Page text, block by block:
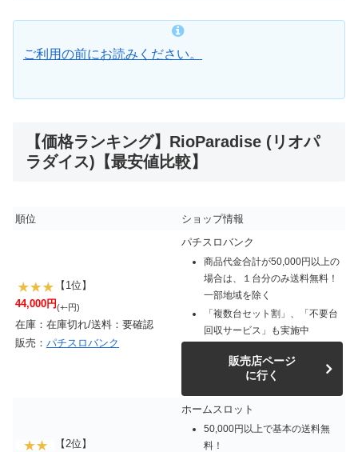
ご利用の前にお読みください。
【価格ランキング】RioParadise (リオパ
ラダイス)【最安値比較】
順位 ショップ情報
【1位】
44,000円(+-円)
在庫：在庫切れ/送料：要確認
販売： パチスロバンク
パチスロバンク
商品代金合計が50,000円以上の
場合は、１台分のみ送料無料！
一部地域を除く
「複数台セット割」、「不要台
回収サービス」も実施中
販売店ページ
に行く
【2位】
ホームスロット
50,000円以上で基本の送料無
料！